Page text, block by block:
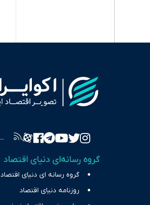
گروه رسانه‌ای دنیای اقتصاد
گروه رسانه ای دنیای اقتصاد
روزنامه دنیای اقتصاد